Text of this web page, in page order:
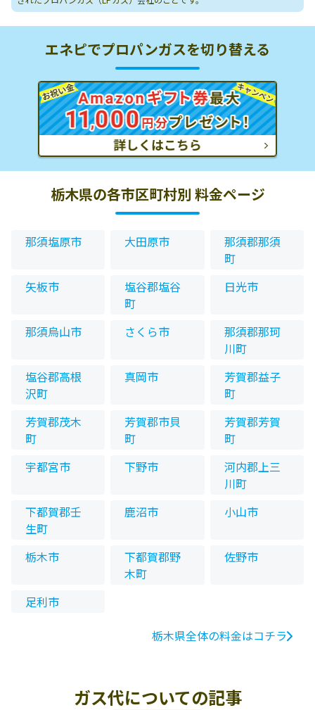
エネピでプロパンガスを切り替える
栃木県の各市区町村別 料金ページ
那須塩原市 大田原市
那須郡那須
町
矢板市
塩谷郡塩谷
町
日光市
那須烏山市 さくら市
那須郡那珂
川町
塩谷郡高根
沢町
真岡市
芳賀郡益子
町
芳賀郡茂木
町
芳賀郡市貝
町
芳賀郡芳賀
町
宇都宮市
下野市
河内郡上三
川町
下都賀郡壬
生町
鹿沼市 小山市
栃木市
下都賀郡野
木町
佐野市
足利市
栃木県全体の料金はコチラ
ガス代についての記事